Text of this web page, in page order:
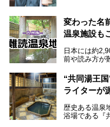
な方ならぜひ
変わった名
温泉施設も
日本には約
前や読み方が
そこで日本各
形式でご紹
難読温泉地を
いくつ読める
“共同湯王
ライターが
歴史ある温泉
浴場である『